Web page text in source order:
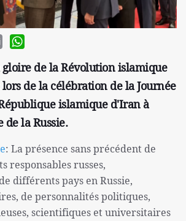
Email
gloire de la Révolution islamique
de la célébration de la Journée
islamique d'Iran à
de la Russie.
: La présence sans précédent de
responsables russes,
différents pays en Russie,
de personnalités politiques,
scientifiques et universitaires